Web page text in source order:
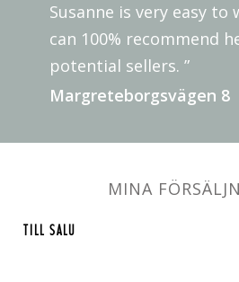
Susanne is very easy to
can 100% recommend
potential sellers. ”
Margreteborgsvägen 8
MINA
TILL SALU